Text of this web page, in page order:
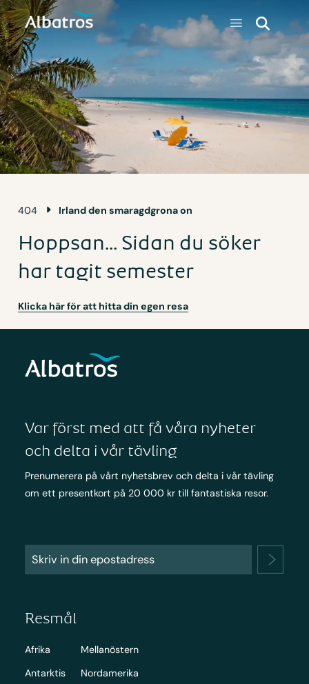
404 Irland den smaragdgrona on
Hoppsan... Sidan du söker
har tagit semester
Klicka här för att hitta din egen resa
Var först med att få våra nyheter
och delta i vår tävling
Prenumerera på vårt nyhetsbrev och delta i vår tävling
om ett presentkort på 20 000 kr till fantastiska resor.
Resmål
Afrika
Antarktis
Mellanöstern
Nordamerika